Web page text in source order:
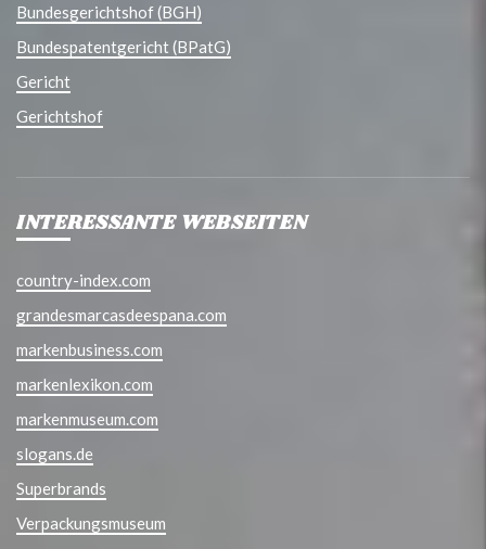
Bundesgerichtshof (BGH)
Bundespatentgericht (BPatG)
Gericht
Gerichtshof
INTERESSANTE WEBSEITEN
country-index.com
grandesmarcasdeespana.com
markenbusiness.com
markenlexikon.com
markenmuseum.com
slogans.de
Superbrands
Verpackungsmuseum